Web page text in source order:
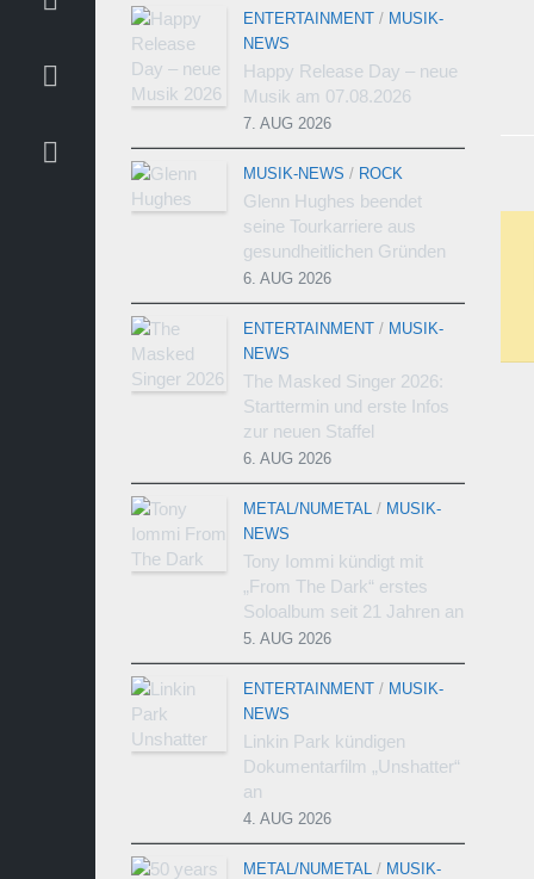
ENTERTAINMENT / MUSIK-
NEWS
Happy Release Day – neue
Musik am 07.08.2026
7. AUG 2026
MUSIK-NEWS / ROCK
Glenn Hughes beendet
seine Tourkarriere aus
gesundheitlichen Gründen
6. AUG 2026
ENTERTAINMENT / MUSIK-
NEWS
The Masked Singer 2026:
Starttermin und erste Infos
zur neuen Staffel
6. AUG 2026
METAL/NUMETAL / MUSIK-
NEWS
Tony Iommi kündigt mit
„From The Dark“ erstes
Soloalbum seit 21 Jahren an
5. AUG 2026
ENTERTAINMENT / MUSIK-
NEWS
Linkin Park kündigen
Dokumentarfilm „Unshatter“
an
4. AUG 2026
METAL/NUMETAL / MUSIK-